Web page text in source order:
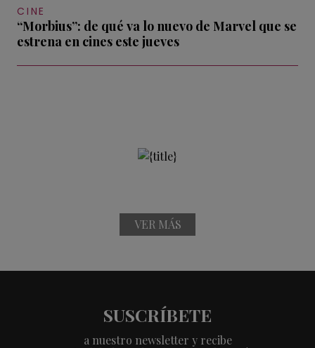
CINE
“Morbius”: de qué va lo nuevo de Marvel que se
estrena en cines este jueves
VER MÁS
SUSCRÍBETE
a nuestro newsletter y recibe